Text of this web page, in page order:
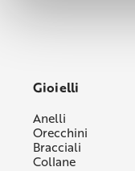
Gioielli
Anelli
Orecchini
Bracciali
Collane